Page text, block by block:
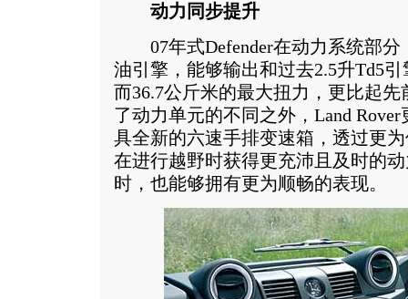
动力同步提升
07年式Defender在动力系统部分
油引擎，能够输出和过去2.5升Td5
而36.7公斤米的最大扭力，更比起
了动力单元的不同之外，Land Rover
具全新的六速手排变速箱，透过更
在进行越野时获得更充沛且及时的
时，也能够拥有更为顺畅的表现。